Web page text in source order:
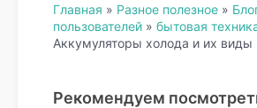
Главная » Разное полезное »
пользователей » бытовая
Аккумуляторы холода и их виды
Рекомендуем